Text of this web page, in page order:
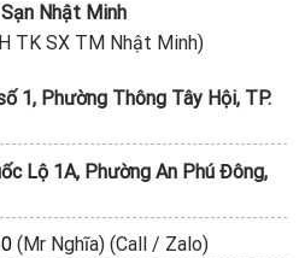
Sạn Nhật Minh
TK SX TM Nhật Minh)
1, Phường Thông Tây Hội, TP.
Lộ 1A, Phường An Phú Đông,
(Mr Nghĩa) (Call / Zalo)